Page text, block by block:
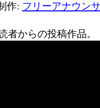
作: フリーアナウン
者からの投稿作品